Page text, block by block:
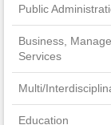
Public
Business,
Services
Multi/
Education